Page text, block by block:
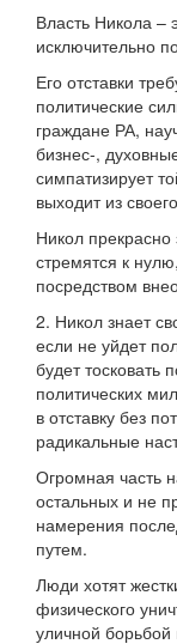
Власть Никола –
исключительно
Его отставки
политические
граждане РА,
бизнес-,
симпатизирует
выходит из
Никол прекрасно
стремятся к
посредством
2. Никол знает
если не уйдет
будет
политических
в отставку без
радикальные
Огромная часть
остальных и не
намерения
путем.
Люди хотят
физического
уличной борьбой